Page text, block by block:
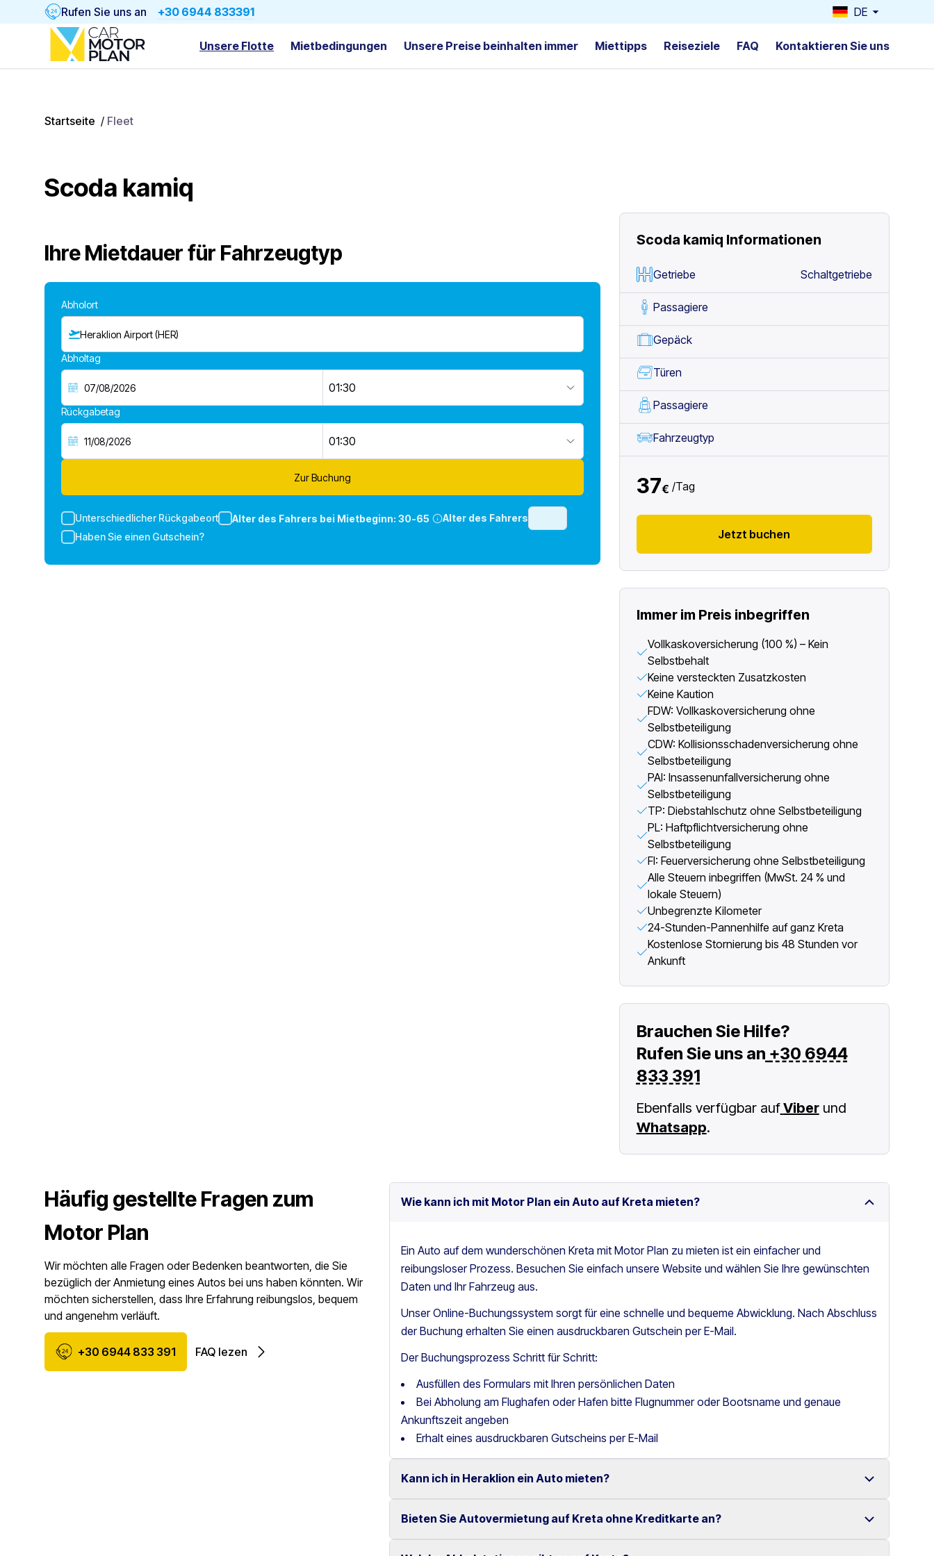
Rufen Sie uns an +30 6944 833391 DE
Unsere Flotte Mietbedingungen Unsere Preise beinhalten immer Miettipps Reiseziele FAQ Kontaktieren Sie uns
Startseite / Fleet
Scoda kamiq
Ihre Mietdauer für Fahrzeugtyp
Abholort
Heraklion Airport (HER)
Abholtag
01:30
Rückgabetag
01:30
Zur Buchung
Unterschiedlicher Rückgabeort Alter des Fahrers bei Mietbeginn: 30-65
Alter des Fahrers
Haben Sie einen Gutschein?
Scoda kamiq Informationen
Getriebe Schaltgetriebe
Passagiere
Gepäck
Türen
Passagiere
Fahrzeugtyp
37€ /Tag
Jetzt buchen
Immer im Preis inbegriffen
Vollkaskoversicherung (100 %) – Kein
Selbstbehalt
Keine versteckten Zusatzkosten
Keine Kaution
FDW: Vollkaskoversicherung ohne
Selbstbeteiligung
CDW: Kollisionsschadenversicherung ohne
Selbstbeteiligung
PAI: Insassenunfallversicherung ohne
Selbstbeteiligung
TP: Diebstahlschutz ohne Selbstbeteiligung
PL: Haftpflichtversicherung ohne
Selbstbeteiligung
FI: Feuerversicherung ohne Selbstbeteiligung
Alle Steuern inbegriffen (MwSt. 24 % und
lokale Steuern)
Unbegrenzte Kilometer
24-Stunden-Pannenhilfe auf ganz Kreta
Kostenlose Stornierung bis 48 Stunden vor
Ankunft
Brauchen Sie Hilfe?
Rufen Sie uns an +30 6944
833 391
Ebenfalls verfügbar aufViber und
Whatsapp.
Häufig gestellte Fragen zum
Motor Plan
Wir möchten alle Fragen oder Bedenken beantworten, die Sie
bezüglich der Anmietung eines Autos bei uns haben könnten. Wir
möchten sicherstellen, dass Ihre Erfahrung reibungslos, bequem
und angenehm verläuft.
+30 6944 833 391 FAQ lezen
Wie kann ich mit Motor Plan ein Auto auf Kreta mieten?
Ein Auto auf dem wunderschönen Kreta mit Motor Plan zu mieten ist ein einfacher und
reibungsloser Prozess. Besuchen Sie einfach unsere Website und wählen Sie Ihre gewünschten
Daten und Ihr Fahrzeug aus.
Unser Online-Buchungssystem sorgt für eine schnelle und bequeme Abwicklung. Nach Abschluss
der Buchung erhalten Sie einen ausdruckbaren Gutschein per E-Mail.
Der Buchungsprozess Schritt für Schritt:
Ausfüllen des Formulars mit Ihren persönlichen Daten
Bei Abholung am Flughafen oder Hafen bitte Flugnummer oder Bootsname und genaue
Ankunftszeit angeben
Erhalt eines ausdruckbaren Gutscheins per E-Mail
Kann ich in Heraklion ein Auto mieten?
Ja, wir bieten Autovermietung in Heraklion mit einer großen Auswahl an zuverlässigen
Bieten Sie Autovermietung auf Kreta ohne Kreditkarte an?